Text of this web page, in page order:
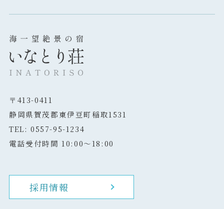
〒413-0411
静岡県賀茂郡東伊豆町稲取1531
TEL: 0557-95-1234
電話受付時間 10:00～18:00
採用情報